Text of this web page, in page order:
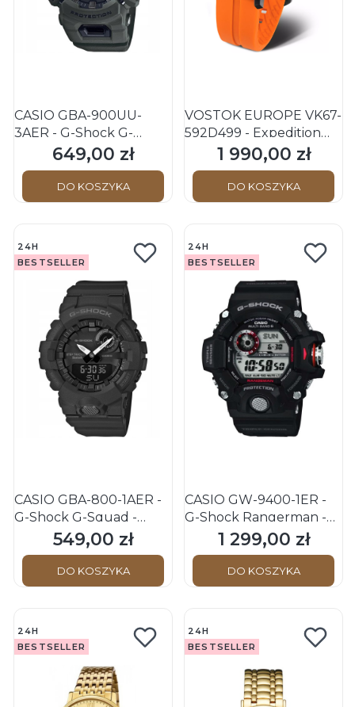
CASIO GBA-900UU-
3AER - G-Shock G-
Squad - Męski - Zegarek
na pasku
Cena
649,00 zł
DO KOSZYKA
VOSTOK EUROPE VK67-
592D499 - Expedition
Rysy - Męski - Zegarek
na pasku
Cena
1 990,00 zł
DO KOSZYKA
24H
BESTSELLER
CASIO GBA-800-1AER -
G-Shock G-Squad -
Męski - Zegarek
sportowy
Cena
549,00 zł
DO KOSZYKA
24H
BESTSELLER
CASIO GW-9400-1ER -
G-Shock Rangerman -
Męski - Zegarek
sportowy
Cena
1 299,00 zł
DO KOSZYKA
24H
BESTSELLER
24H
BESTSELLER